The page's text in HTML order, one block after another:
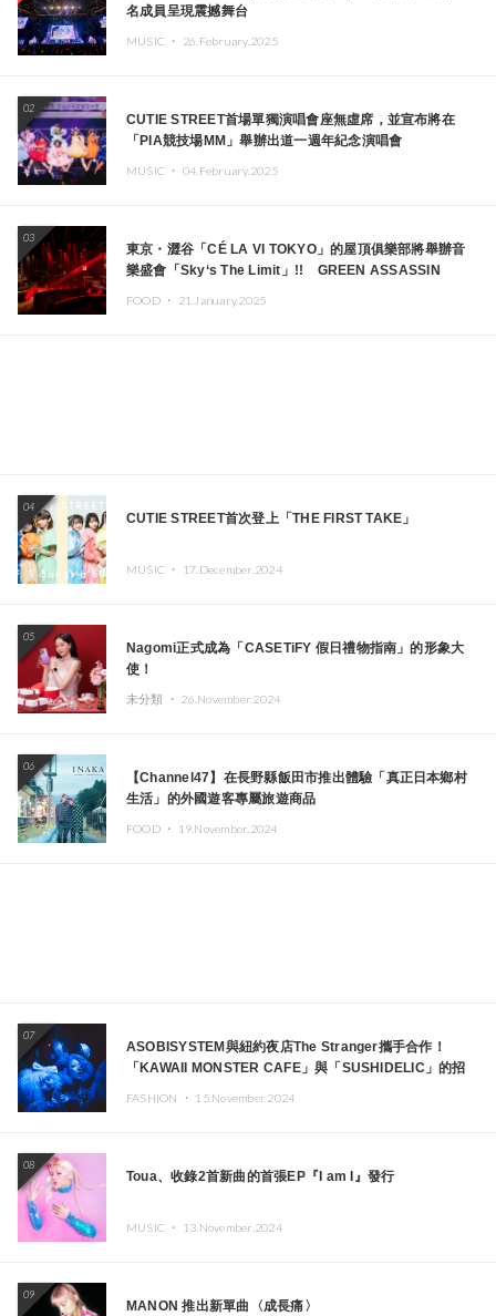
名成員呈現震撼舞台
MUSIC ・ 26.February.2025
02
CUTIE STREET首場單獨演唱會座無虛席，並宣布將在
「PIA競技場MM」舉辦出道一週年紀念演唱會
MUSIC ・ 04.February.2025
03
東京・澀谷「CÉ LA VI TOKYO」的屋頂俱樂部將舉辦音
樂盛會「Sky‘s The Limit」!! GREEN ASSASSIN
FOOD ・ 21.January.2025
04
CUTIE STREET首次登上「THE FIRST TAKE」
MUSIC ・ 17.December.2024
05
Nagomi正式成為「CASETiFY 假日禮物指南」的形象大
使！
未分類 ・ 26.November.2024
06
【Channel47】在長野縣飯田市推出體驗「真正日本鄉村
生活」的外國遊客專屬旅遊商品
FOOD ・ 19.November.2024
07
ASOBISYSTEM與紐約夜店The Stranger攜手合作！
「KAWAII MONSTER CAFE」與「SUSHIDELIC」的招
FASHION ・ 15.November.2024
08
Toua、收錄2首新曲的首張EP『I am I』發行
MUSIC ・ 13.November.2024
09
MANON 推出新單曲〈成長痛〉